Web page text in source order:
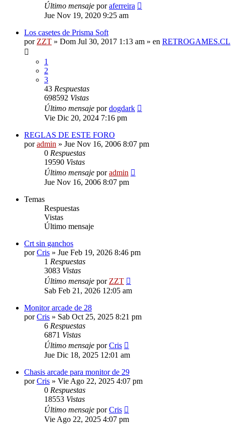
Último mensaje poraferreira
Jue Nov 19, 2020 9:25 am
Los casetes de Prisma Soft
por ZZT » Dom Jul 30, 2017 1:13 am » en RETROGAMES.CL
1
2
3
43 Respuestas
698592 Vistas
Último mensaje pordogdark
Vie Dic 20, 2024 7:16 pm
REGLAS DE ESTE FORO
poradmin » Jue Nov 16, 2006 8:07 pm
0 Respuestas
19590 Vistas
Último mensaje poradmin
Jue Nov 16, 2006 8:07 pm
Temas
Respuestas
Vistas
Último mensaje
Crt sin ganchos
porCris » Jue Feb 19, 2026 8:46 pm
1 Respuestas
3083 Vistas
Último mensaje por ZZT
Sab Feb 21, 2026 12:05 am
Monitor arcade de 28
porCris » Sab Oct 25, 2025 8:21 pm
6 Respuestas
6871 Vistas
Último mensaje porCris
Jue Dic 18, 2025 12:01 am
Chasis arcade para monitor de 29
porCris » Vie Ago 22, 2025 4:07 pm
0 Respuestas
18553 Vistas
Último mensaje porCris
Vie Ago 22, 2025 4:07 pm